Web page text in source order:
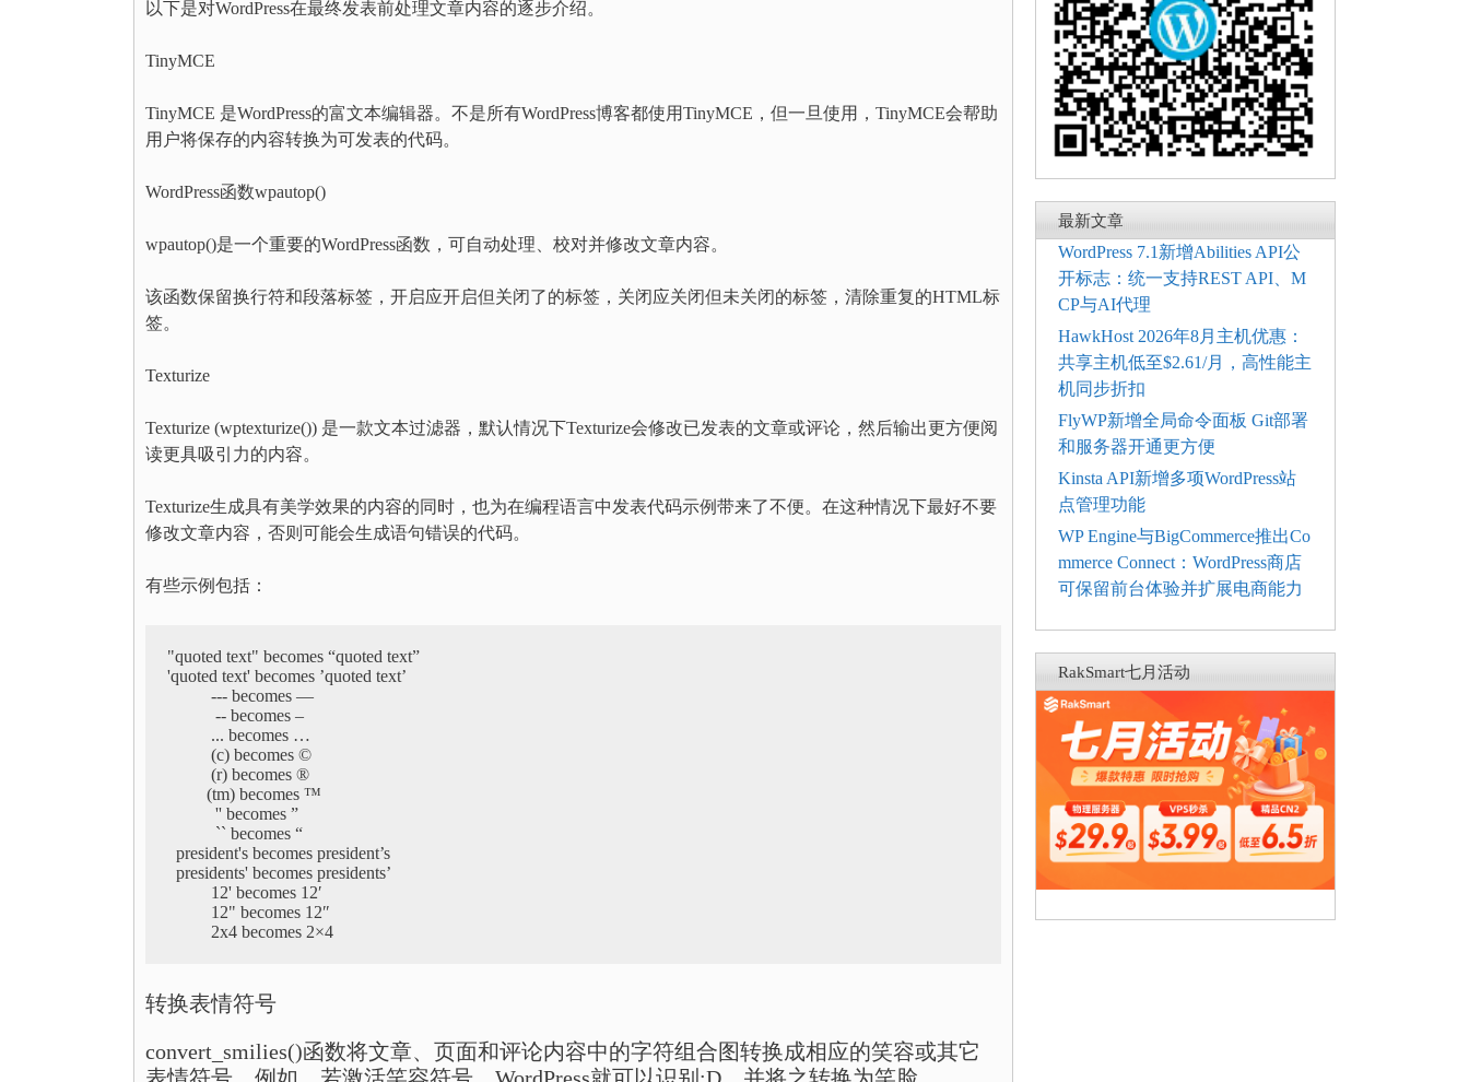
以下是对WordPress在最终发表前处理文章内容的逐步介绍。
TinyMCE
TinyMCE 是WordPress的富文本编辑器。不是所有WordPress博客都使用TinyMCE，但一旦使用，TinyMCE会帮助
用户将保存的内容转换为可发表的代码。
WordPress函数wpautop()
wpautop()是一个重要的WordPress函数，可自动处理、校对并修改文章内容。
该函数保留换行符和段落标签，开启应开启但关闭了的标签，关闭应关闭但未关闭的标签，清除重复的HTML标
签。
Texturize
Texturize (wptexturize()) 是一款文本过滤器，默认情况下Texturize会修改已发表的文章或评论，然后输出更方便阅
读更具吸引力的内容。
Texturize生成具有美学效果的内容的同时，也为在编程语言中发表代码示例带来了不便。在这种情况下最好不要
修改文章内容，否则可能会生成语句错误的代码。
有些示例包括：
"quoted text" becomes “quoted text”
'quoted text' becomes ’quoted text’
          --- becomes —
           -- becomes –
          ... becomes …
          (c) becomes ©
          (r) becomes ®
         (tm) becomes ™
           '' becomes ”
           `` becomes “
  president's becomes president’s
  presidents' becomes presidents’
          12' becomes 12′
          12" becomes 12″
          2x4 becomes 2×4
转换表情符号
convert_smilies()函数将文章、页面和评论内容中的字符组合图转换成相应的笑容或其它
最新文章
WordPress 7.1新增Abilities API公
开标志：统一支持REST API、M
CP与AI代理
HawkHost 2026年8月主机优惠：
共享主机低至$2.61/月，高性能主
机同步折扣
FlyWP新增全局命令面板 Git部署
和服务器开通更方便
Kinsta API新增多项WordPress站
点管理功能
WP Engine与BigCommerce推出Co
mmerce Connect：WordPress商店
可保留前台体验并扩展电商能力
RakSmart七月活动